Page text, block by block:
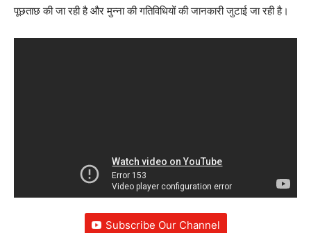
पूछताछ की जा रही है और मुन्ना की गतिविधियों की जानकारी जुटाई जा रही है।
Subscribe Our Channel